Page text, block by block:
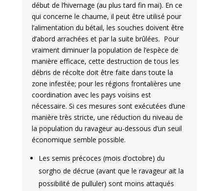
début de l’hivernage (au plus tard fin mai). En ce
qui concerne le chaume, il peut être utilisé pour
l’alimentation du bétail, les souches doivent être
d’abord arrachées et par la suite brûlées. Pour
vraiment diminuer la population de l’espèce de
manière efficace, cette destruction de tous les
débris de récolte doit être faite dans toute la
zone infestée; pour les régions frontalières une
coordination avec les pays voisins est
nécessaire. Si ces mesures sont exécutées d’une
manière très stricte, une réduction du niveau de
la population du ravageur au-dessous d’un seuil
économique semble possible.
Les semis précoces (mois d’octobre) du
sorgho de décrue (avant que le ravageur ait la
possibilité de pulluler) sont moins attaqués